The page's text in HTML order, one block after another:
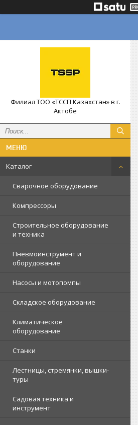
Филиал ТОО «ТССП Казахстан» в г.
Актобе
Каталог
Сварочное оборудование
Компрессоры
Строительное оборудование
и техника
Пневмоинструмент и
оборудование
Насосы и мотопомпы
Складское оборудование
Климатическое
оборудование
Станки
Лестницы, стремянки, вышки-
туры
Садовая техника и
инструмент